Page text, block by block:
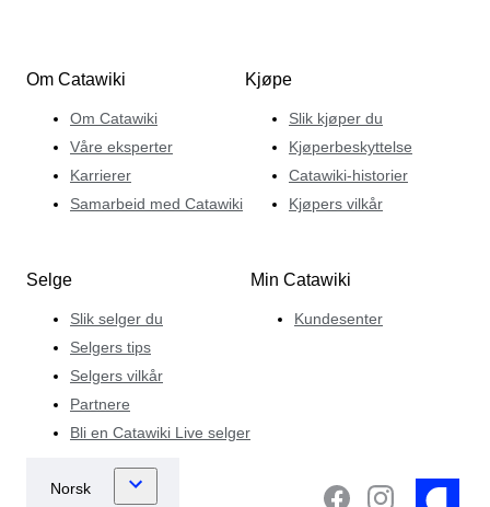
Om Catawiki
Om Catawiki
Våre eksperter
Karrierer
Samarbeid med Catawiki
Kjøpe
Slik kjøper du
Kjøperbeskyttelse
Catawiki-historier
Kjøpers vilkår
Selge
Slik selger du
Selgers tips
Selgers vilkår
Partnere
Bli en Catawiki Live selger
Min Catawiki
Kundesenter